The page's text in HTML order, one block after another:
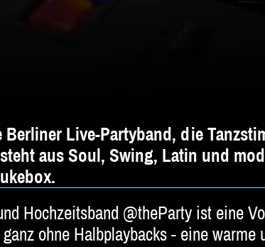
Berliner Live-Partyband, die
aus Soul, Swing, Latin und
Hochzeitsband @theParty ist eine
ohne Halbplaybacks - eine